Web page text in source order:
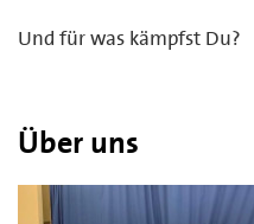
Und für was kämpfst Du?
Über uns